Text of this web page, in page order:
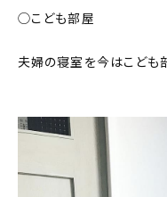
◯こども部屋
夫婦の寝室を今はこども